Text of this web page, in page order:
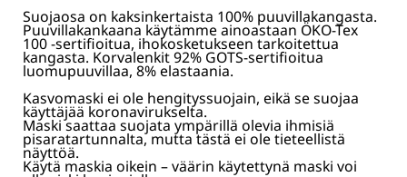
Suojaosa on kaksinkertaista 100% puuvillakangasta.
Puuvillakankaana käytämme ainoastaan ÖKO-Tex
100 -sertifioitua, ihokosketukseen tarkoitettua
kangasta. Korvalenkit 92% GOTS-sertifioitua
luomupuuvillaa, 8% elastaania.
Kasvomaski ei ole hengityssuojain, eikä se suojaa
käyttäjää koronavirukselta.
Maski saattaa suojata ympärillä olevia ihmisiä
pisaratartunnalta, mutta tästä ei ole tieteellistä
näyttöä.
Käytä maskia oikein – väärin käytettynä maski voi